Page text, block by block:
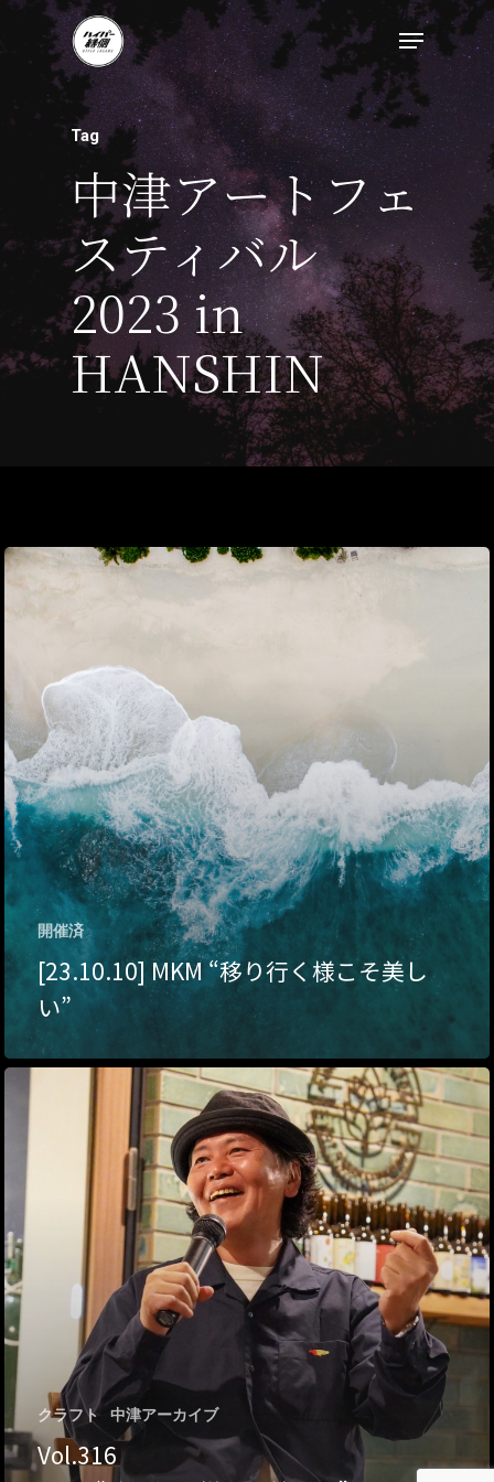
Tag
中津アートフェ
スティバル
2023 in
HANSHIN
開催済
[23.10.10] MKM “移り行く様こそ美し
い”
クラフト 中津アーカイブ
Vol.316
トップページ
ハイパー縁側とは
ハイパー縁側@中津
ハイパー縁側@天満
ハイパー縁側@淀屋
ハイパー縁側@中山
ハイパー縁側@私市
ハイパー縁側@夢キ
ハイパー縁側@塩屋
ハイパー縁側@梅田
祭
ハイパー縁側@車山
Archives
Category
アート／文化／音楽
クラフト
コミュニティ／まちづ
ビジネス／起業／経営
医療／健康／福祉
教育／哲学
アクセス
お問い合わせ
About Hyper Engawa
E:info@hyper-
F: